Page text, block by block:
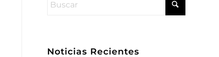
Noticias Recientes